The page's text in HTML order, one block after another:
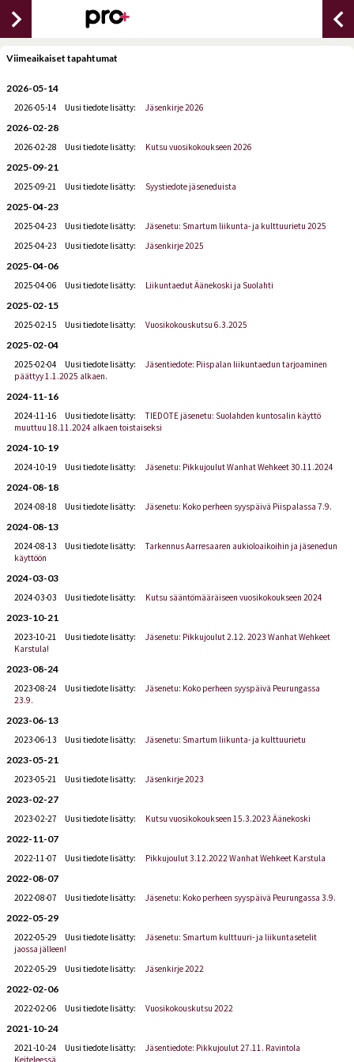
chevron_right chevron_left
Viimeaikaiset tapahtumat
2026-05-14
2026-05-14 Uusi tiedote lisätty: Jäsenkirje 2026
2026-02-28
2026-02-28 Uusi tiedote lisätty: Kutsu vuosikokoukseen 2026
2025-09-21
2025-09-21 Uusi tiedote lisätty: Syystiedote jäseneduista
2025-04-23
2025-04-23 Uusi tiedote lisätty:
Jäsenetu: Smartum liikunta- ja kulttuurietu 2025
2025-04-23
Uusi tiedote lisätty: Jäsenkirje 2025
2025-04-06
2025-04-06 Uusi tiedote lisätty: Liikuntaedut Äänekoski ja Suolahti
2025-02-15
2025-02-15 Uusi tiedote lisätty: Vuosikokouskutsu 6.3.2025
2025-02-04
2025-02-04 Uusi tiedote lisätty:
Jäsentiedote: Piispalan liikuntaedun tarjoaminen
päättyy 1.1.2025 alkaen.
2024-11-16
2024-11-16 Uusi tiedote lisätty:
TIEDOTE jäsenetu: Suolahden kuntosalin käyttö
muuttuu 18.11.2024 alkaen toistaiseksi
2024-10-19
2024-10-19 Uusi tiedote lisätty: Jäsenetu: Pikkujoulut Wanhat Wehkeet 30.11.2024
2024-08-18
2024-08-18 Uusi tiedote lisätty: Jäsenetu: Koko perheen syyspäivä Piispalassa 7.9.
2024-08-13
2024-08-13 Uusi tiedote lisätty:
Tarkennus Aarresaaren aukioloaikoihin ja jäsenedun
käyttöön
2024-03-03
2024-03-03 Uusi tiedote lisätty: Kutsu sääntömääräiseen vuosikokoukseen 2024
2023-10-21
2023-10-21 Uusi tiedote lisätty:
Jäsenetu: Pikkujoulut 2.12. 2023 Wanhat Wehkeet
Karstula!
2023-08-24
2023-08-24 Uusi tiedote lisätty:
Jäsenetu: Koko perheen syyspäivä Peurungassa
23.9.
2023-06-13
2023-06-13 Uusi tiedote lisätty: Jäsenetu: Smartum liikunta- ja kulttuurietu
2023-05-21
2023-05-21 Uusi tiedote lisätty: Jäsenkirje 2023
2023-02-27
2023-02-27 Uusi tiedote lisätty: Kutsu vuosikokoukseen 15.3.2023 Äänekoski
2022-11-07
2022-11-07 Uusi tiedote lisätty: Pikkujoulut 3.12.2022 Wanhat Wehkeet Karstula
2022-08-07
2022-08-07 Uusi tiedote lisätty: Jäsenetu: Koko perheen syyspäivä Peurungassa 3.9.
2022-05-29
2022-05-29 Uusi tiedote lisätty:
Jäsenetu: Smartum kulttuuri- ja liikuntasetelit
jaossa jälleen!
2022-05-29
Uusi tiedote lisätty: Jäsenkirje 2022
2022-02-06
2022-02-06 Uusi tiedote lisätty: Vuosikokouskutsu 2022
2021-10-24
2021-10-24 Uusi tiedote lisätty:
Jäsentiedote: Pikkujoulut 27.11. Ravintola
Keiteleessä